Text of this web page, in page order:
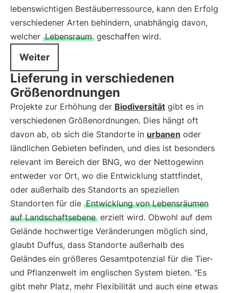
lebenswichtigen Bestäuberressource, kann den Erfolg
verschiedener Arten behindern, unabhängig davon,
welcher Lebensraum geschaffen wird.
Weiter
Lieferung in verschiedenen
Größenordnungen
Projekte zur Erhöhung der Biodiversität gibt es in
verschiedenen Größenordnungen. Dies hängt oft
davon ab, ob sich die Standorte in urbanen oder
ländlichen Gebieten befinden, und dies ist besonders
relevant im Bereich der BNG, wo der Nettogewinn
entweder vor Ort, wo die Entwicklung stattfindet,
oder außerhalb des Standorts an speziellen
Standorten für die Entwicklung von Lebensräumen
auf Landschaftsebene erzielt wird. Obwohl auf dem
Gelände hochwertige Veränderungen möglich sind,
glaubt Duffus, dass Standorte außerhalb des
Geländes ein größeres Gesamtpotenzial für die Tier-
und Pflanzenwelt im englischen System bieten. "Es
gibt mehr Platz, mehr Flexibilität und auch eine etwas